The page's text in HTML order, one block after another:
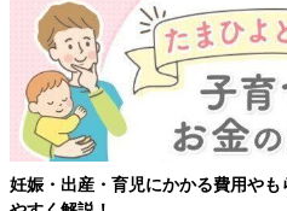
妊娠・出産・育児にかかる費用や